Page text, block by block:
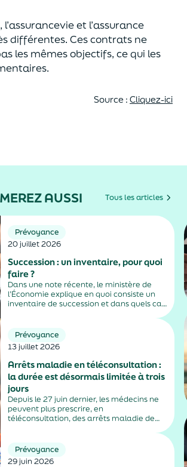
l’assurancevie et l’assurance
différentes. Ces contrats ne
les mêmes objectifs, ce qui les
Source : Cliquez-ici
AUSSI Tous les articles
Prévoyance
20 juillet 2026
Succession : un inventaire, pour quoi
faire ?
Dans une note récente, le ministère de
l’Économie explique en quoi consiste un
inventaire de succession et dans quels cas
Prévoyance
13 juillet 2026
Arrêts maladie en téléconsultation :
la durée est désormais limitée à trois
jours
Depuis le 27 juin dernier, les médecins ne
peuvent plus prescrire, en
téléconsultation, des arrêts maladie de
sociales et fiscales, s'inscrit dans un
durcissement plus...
Prévoyance
29 juin 2026